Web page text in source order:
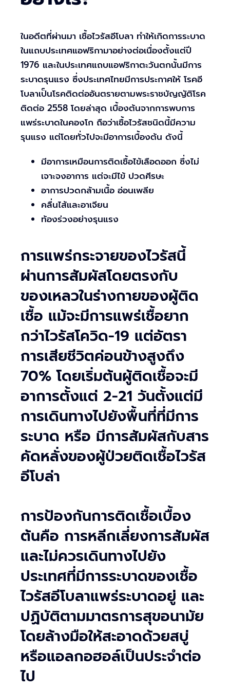
ในอดีตที่ผ่านมา เชื้อไวรัสอีโบลา ทำให้เกิดการระบาด
ในแถบประเทศแอฟริกามาอย่างต่อเนื่องตั้งแต่ปี
1976 และในประเทศแถบแอฟริกาตะวันตกนั้นมีการ
ระบาดรุนแรง ซึ่งประเทศไทยมีการประกาศให้ โรคอี
โบลาเป็นโรคติดต่ออันตรายตามพระราชบัญญัติโรค
ติดต่อ 2558 โดยล่าสุด เบื้องต้นจากการพบการ
แพร่ระบาดในคองโก ถือว่าเชื้อไวรัสชนิดนี้มีความ
รุนแรง แต่โดยทั่วไปจะมีอาการเบื้องต้น ดังนี้
มีอาการเหมือนการติดเชื้อไข้เลือดออก ซึ่งไม่
เจาะจงอาการ แต่จะมีไข้ ปวดศีรษะ
อาการปวดกล้ามเนื้อ อ่อนเพลีย
คลื่นไส้และอาเจียน
ท้องร่วงอย่างรุนแรง
การแพร่กระจายของไวรัสนี้
ผ่านการสัมผัสโดยตรงกับ
ของเหลวในร่างกายของผู้ติด
เชื้อ แม้จะมีการแพร่เชื้อยาก
กว่าไวรัสโควิด-19 แต่อัตรา
การเสียชีวิตค่อนข้างสูงถึง
70% โดยเริ่มต้นผู้ติดเชื้อจะมี
อาการตั้งแต่ 2-21 วันตั้งแต่มี
การเดินทางไปยังพื้นที่ที่มีการ
ระบาด หรือ มีการสัมผัสกับสาร
คัดหลั่งของผู้ป่วยติดเชื้อไวรัส
อีโบล่า
การป้องกันการติดเชื้อเบื้อง
ต้นคือ การหลีกเลี่ยงการสัมผัส
และไม่ควรเดินทางไปยัง
ประเทศที่มีการระบาดของเชื้อ
ไวรัสอีโบลาแพร่ระบาดอยู่ และ
ปฏิบัติตามมาตรการสุขอนามัย
โดยล้างมือให้สะอาดด้วยสบู่
หรือแอลกอฮอล์เป็นประจำต่อ
ไป